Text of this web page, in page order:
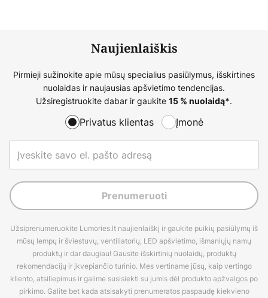
Naujienlaiškis
Pirmieji sužinokite apie mūsų specialius pasiūlymus, išskirtines
nuolaidas ir naujausias apšvietimo tendencijas.
Užsiregistruokite dabar ir gaukite 15 % nuolaidą*.
Privatus klientas Įmonė
Prenumeruoti
Užsiprenumeruokite Lumories.lt naujienlaiškį ir gaukite puikių pasiūlymų iš
mūsų lempų ir šviestuvų, ventiliatorių, LED apšvietimo, išmaniųjų namų
produktų ir dar daugiau! Gausite išskirtinių nuolaidų, produktų
rekomendacijų ir įkvepiančio turinio. Mes vertiname jūsų, kaip vertingo
kliento, atsiliepimus ir galime susisiekti su jumis dėl produkto apžvalgos po
pirkimo. Galite bet kada atsisakyti prenumeratos paspaudę kiekvieno